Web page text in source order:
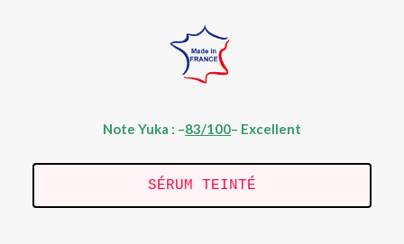
Note Yuka : –83/100– Excellent
SÉRUM TEINTÉ